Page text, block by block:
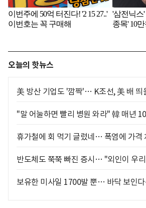
오늘의 핫뉴스
美 방산 기업도 '깜짝'… K조선, 美 배 띄
"말 어눌하면 빨리 병원 와라" 韓 매년
휴가철에 회 먹기 글렀네… 폭염에 가격
반도체도 쭉쭉 빠진 증시… "외인이 우
보유한 미사일 1700발 뿐… 바닥 보인